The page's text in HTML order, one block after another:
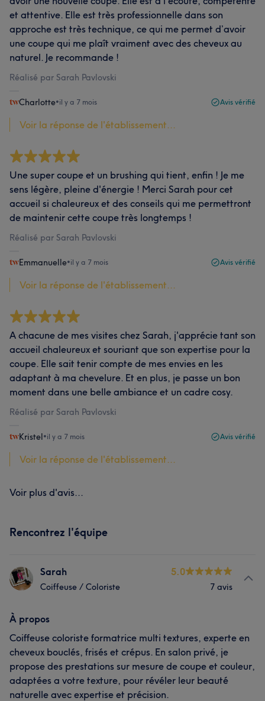
et attentive. Elle est très professionnelle dans son
approche est très technique, ce qui me permet d’avoir
une coupe qui me plaît vraiment avec des cheveux au
naturel. Je recommande !
Réalisé par Sarah Pavlovski
Charlotte•il y a 7 mois Avis vérifié
Voir la réponse de l'établissement...
Une super coupe et un brushing qui tient, enfin ! Je me
sens légère, pleine d'énergie ! Merci Sarah pour cet
accueil si chaleureux et des conseils qui me permettront
de maintenir cette coupe très longtemps !
Réalisé par Sarah Pavlovski
Emmanuelle•il y a 7 mois Avis vérifié
Voir la réponse de l'établissement...
A chacune de mes visites chez Sarah, j'apprécie tant son
accueil chaleureux et souriant que son expertise pour la
coupe. Elle sait tenir compte de mes envies en les
adaptant à ma chevelure. Et en plus, je passe un bon
moment dans une belle ambiance et un cadre cosy.
Réalisé par Sarah Pavlovski
Kristel•il y a 7 mois Avis vérifié
Voir la réponse de l'établissement...
Voir plus d'avis...
Rencontrez l'équipe
Sarah
Coiffeuse / Coloriste
5.0
7 avis
À propos
Coiffeuse coloriste formatrice multi textures, experte en
cheveux bouclés, frisés et crépus. En salon privé, je
propose des prestations sur mesure de coupe et couleur,
adaptées a votre texture, pour révéler leur beauté
naturelle avec expertise et précision.